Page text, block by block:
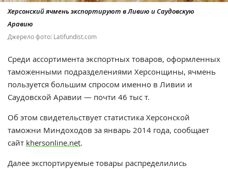
Херсонский ячмень экспортируют в Ливию и Саудовскую
Аравию
Джерело фото: Latifundist.com
Среди ассортимента экспортных товаров, оформленных
таможенными подразделениями Херсонщины, ячмень
пользуется большим спросом именно в Ливии и
Саудовской Аравии — почти 46 тыс т.
Об этом свидетельствует статистика Херсонской
таможни Миндоходов за январь 2014 года, сообщает
сайт khersonline.net.
Далее экспортируемые товары распределились